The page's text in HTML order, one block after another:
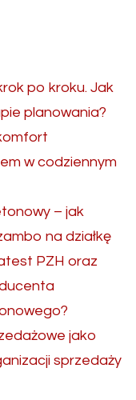
po kroku. Jak
planowania?
w codziennym
– jak
na działkę
PZH oraz
jako
sprzedaży